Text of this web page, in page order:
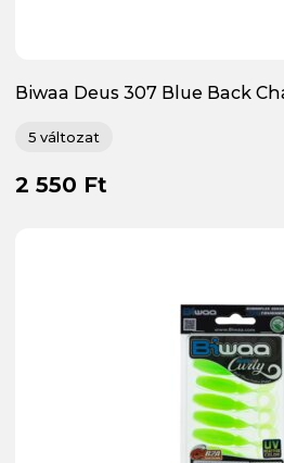
Biwaa Deus 307 Blue Back
5 változat
2 550 Ft